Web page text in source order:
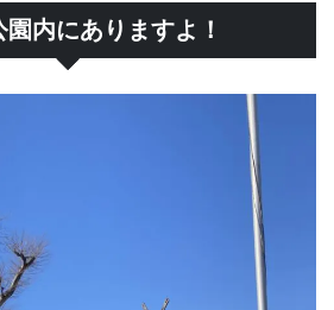
内にありますよ！